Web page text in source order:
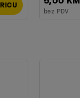
bez PDV